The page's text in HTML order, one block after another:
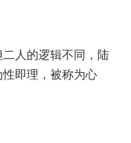
人的逻辑不同，陆
即理，被称为心